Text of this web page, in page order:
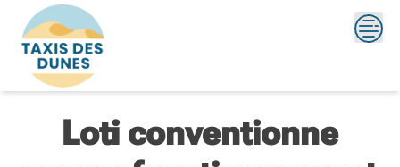
content
Loti conventionne